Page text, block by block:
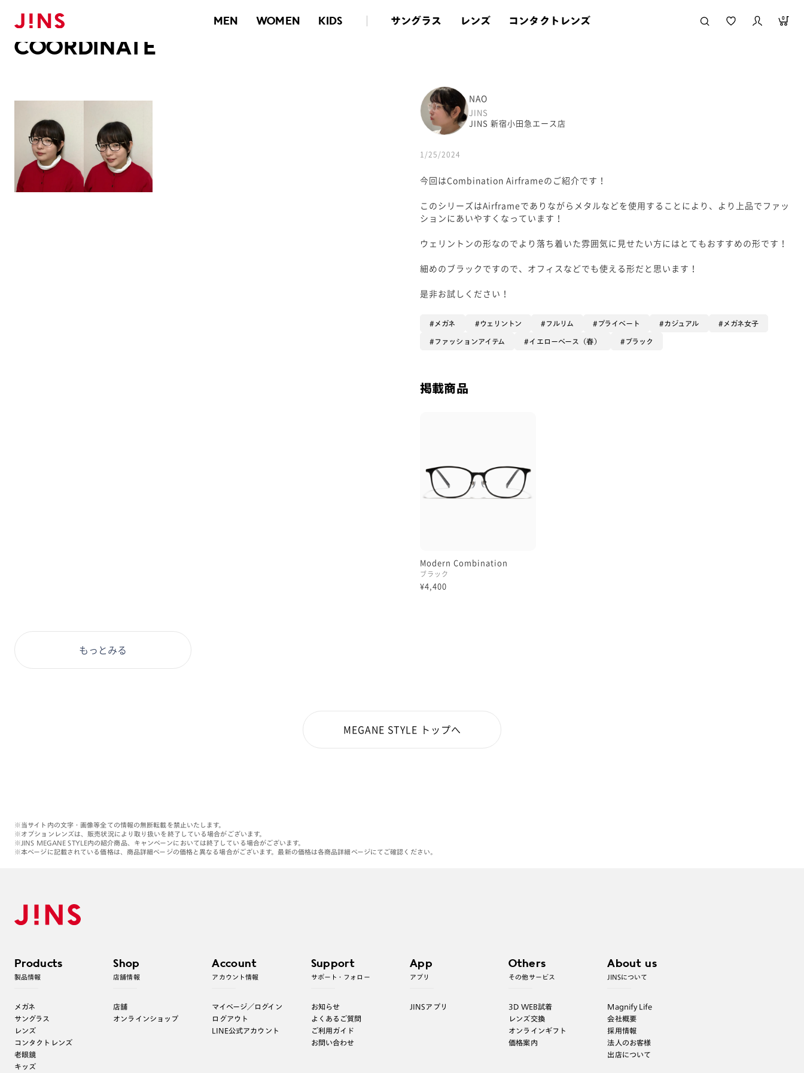
MEN WOMEN KIDS サングラス レンズ コンタクトレンズ 0
メガネのJINS TOP
COORDINATE
NAO
JINS
JINS 新宿小田急エース店
1/25/2024
今回はCombination Airframeのご紹介です！
このシリーズはAirframeでありながらメタルなどを使用することにより、より上品でファッ
ションにあいやすくなっています！
ウェリントンの形なのでより落ち着いた雰囲気に見せたい方にはとてもおすすめの形です！
細めのブラックですので、オフィスなどでも使える形だと思います！
是非お試しください！
メガネ ウェリントン フルリム プライベート カジュアル メガネ女子
ファッションアイテム イエローベース（春） ブラック
掲載商品
Modern Combination
ブラック
¥4,400
もっとみる
MEGANE STYLE トップへ
※当サイト内の文字・画像等全ての情報の無断転載を禁止いたします。
※オプションレンズは、販売状況により取り扱いを終了している場合がございます。
※JINS MEGANE STYLE内の紹介商品、キャンペーンにおいては終了している場合がございます。
※本ページに記載されている価格は、商品詳細ページの価格と異なる場合がございます。最新の価格は各商品詳細ページにてご確認ください。
Products
製品情報
メガネ
サングラス
レンズ
コンタクトレンズ
老眼鏡
キッズ
Shop
店舗情報
店舗
オンラインショップ
Account
アカウント情報
マイページ／ログイン
ログアウト
LINE公式アカウント
Support
サポート・フォロー
お知らせ
よくあるご質問
ご利用ガイド
お問い合わせ
App
アプリ
JINSアプリ
Others
その他サービス
3D WEB試着
レンズ交換
オンラインギフト
価格案内
About us
JINSについて
Magnify Life
会社概要
採用情報
法人のお客様
出店について